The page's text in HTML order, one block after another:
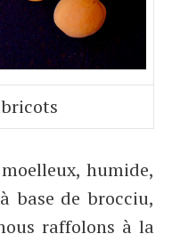
humide,
base de brocciu,
raffolons à la